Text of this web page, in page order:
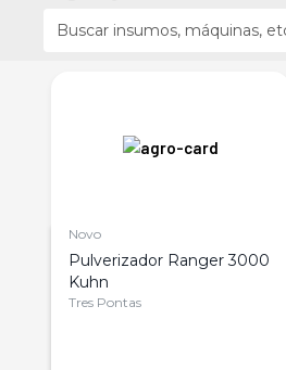
Novo
Pulverizador Ranger 3000
Kuhn
Tres Pontas